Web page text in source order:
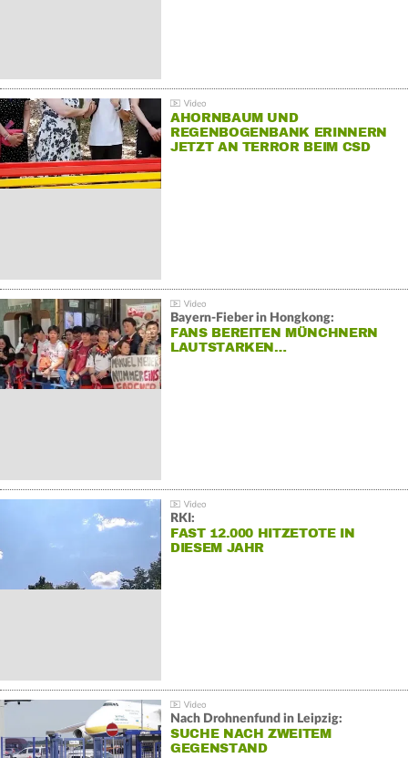
AHORNBAUM UND
REGENBOGENBANK ERINNERN
JETZT AN TERROR BEIM CSD
Bayern-Fieber in Hongkong:
FANS BEREITEN MÜNCHNERN
LAUTSTARKEN…
RKI:
FAST 12.000 HITZETOTE IN
DIESEM JAHR
Nach Drohnenfund in Leipzig:
SUCHE NACH ZWEITEM
GEGENSTAND